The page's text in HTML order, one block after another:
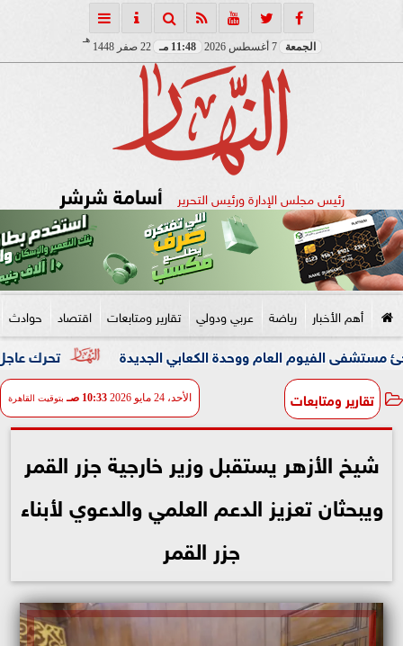
الجمعة 7 أغسطس 2026 11:48 مـ 22 صفر 1448
هـ
رئيس مجلس الإدارة ورئيس التحرير أسامة شرشر
أهم الأخبار رياضة عربي ودولي تقارير ومتابعات اقتصاد حوادث
تحرك عاجل من التضامن العام ووحدة الكعابي الجديدة
تقارير ومتابعات الأحد، 24 مايو 2026 10:33 صـ بتوقيت القاهرة
شيخ الأزهر يستقبل وزير خارجية جزر القمر
ويبحثان تعزيز الدعم العلمي والدعوي لأبناء
جزر القمر